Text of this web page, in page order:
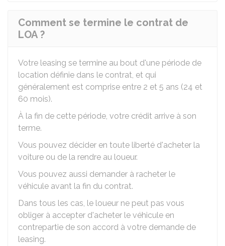
Comment se termine le contrat de
LOA ?
Votre leasing se termine au bout d'une période de
location définie dans le contrat, et qui
généralement est comprise entre 2 et 5 ans (24 et
60 mois).
À la fin de cette période, votre crédit arrive à son
terme.
Vous pouvez décider en toute liberté d'acheter la
voiture ou de la rendre au loueur.
Vous pouvez aussi demander à racheter le
véhicule avant la fin du contrat.
Dans tous les cas, le loueur ne peut pas vous
obliger à accepter d'acheter le véhicule en
contrepartie de son accord à votre demande de
leasing.